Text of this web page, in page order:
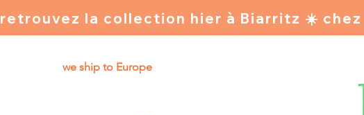
retrouvez la collection hier à Biarritz ☀️ chez
we ship to Europe